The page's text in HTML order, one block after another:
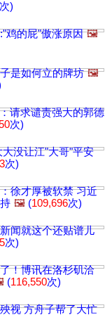
次)
鸡的屁"傲涨原因 🖼️
是如何立的牌坊 🖼️
请求谴责强大的郭德
次)
没让江"大哥"平安
次)
徐才厚被软禁 习近
🖼️ (109,696次)
闻就这个还贴谱儿
次)
！博讯在洛杉矶洽
(116,550次)
视 方舟子帮了大忙